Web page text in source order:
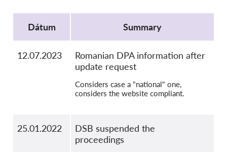
GDPRhub
Dátum
Summary
12.07.2023
Romanian DPA information after
update request
Considers case a "national" one,
considers the website compliant.
25.01.2022
DSB suspended the
proceedings